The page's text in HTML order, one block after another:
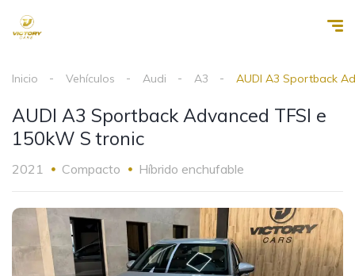
Inicio Vehículos Audi A3 AUDI A3 Sportback
AUDI A3 Sportback Advanced TFSI e
150kW S tronic
2021 Compacto Híbrido enchufable